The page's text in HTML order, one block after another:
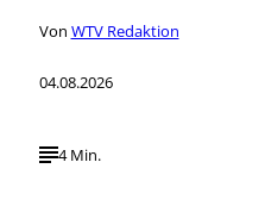
Von WTV Redaktion
04.08.2026
4 Min.